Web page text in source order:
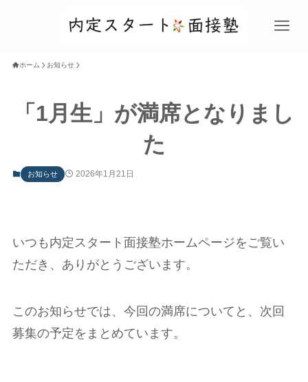
ホーム お知らせ
「1月生」が満席となりまし
た
お知らせ 2026年1月21日
いつも内定スタート面接塾ホームページをご覧い
ただき、ありがとうございます。
このお知らせでは、今回の満席についてと、次回
募集の予定をまとめています。